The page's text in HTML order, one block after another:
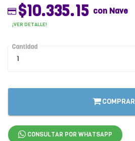
$10.335.15 con Nave
¡VER DETALLE!
Cantidad
COMPRAR
CONSULTAR POR WHATSAPP